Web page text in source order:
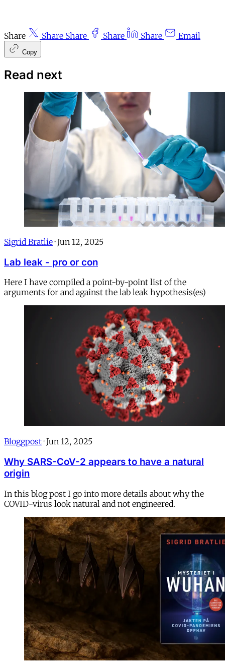
Share Share Share Share Share Email
Copy
Read next
Sigrid Bratlie · Jun 12, 2025
Lab leak - pro or con
Here I have compiled a point-by-point list of the
arguments for and against the lab leak hypothesis(es)
Bloggpost · Jun 12, 2025
Why SARS-CoV-2 appears to have a natural
origin
In this blog post I go into more details about why the
COVID-virus look natural and not engineered.